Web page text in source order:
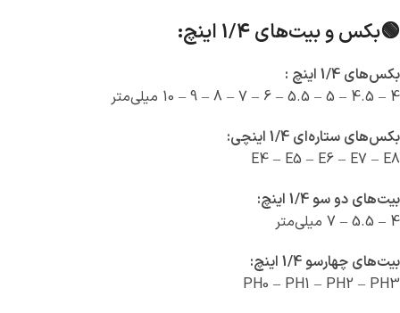
🟢بکس و بیت‌های 1/4 اینچ:
بکس‌های 1/4 اینچ :
4 – 4.5 – 5 – 5.5 – 6 – 7 – 8 – 9 – 10 میلی‌متر
بکس‌های ستاره‌ای 1/4 اینچی:
E4 – E5 – E6 – E7 – E8
بیت‌های دو سو 1/4 اینچ:
4 – 5.5 – 7 میلی‌متر
بیت‌های چهارسو 1/4 اینچ:
PH0 – PH1 – PH2 – PH3